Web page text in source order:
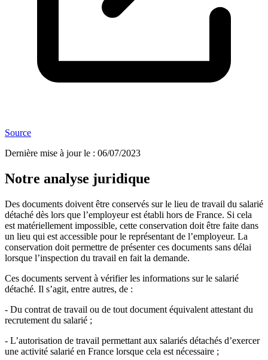
Source
Dernière mise à jour le : 06/07/2023
Notre analyse juridique
Des documents doivent être conservés sur le lieu de travail du salarié
détaché dès lors que l’employeur est établi hors de France. Si cela
est matériellement impossible, cette conservation doit être faite dans
un lieu qui est accessible pour le représentant de l’employeur. La
conservation doit permettre de présenter ces documents sans délai
lorsque l’inspection du travail en fait la demande.
Ces documents servent à vérifier les informations sur le salarié
détaché. Il s’agit, entre autres, de :
- Du contrat de travail ou de tout document équivalent attestant du
recrutement du salarié ;
- L’autorisation de travail permettant aux salariés détachés d’exercer
une activité salarié en France lorsque cela est nécessaire ;